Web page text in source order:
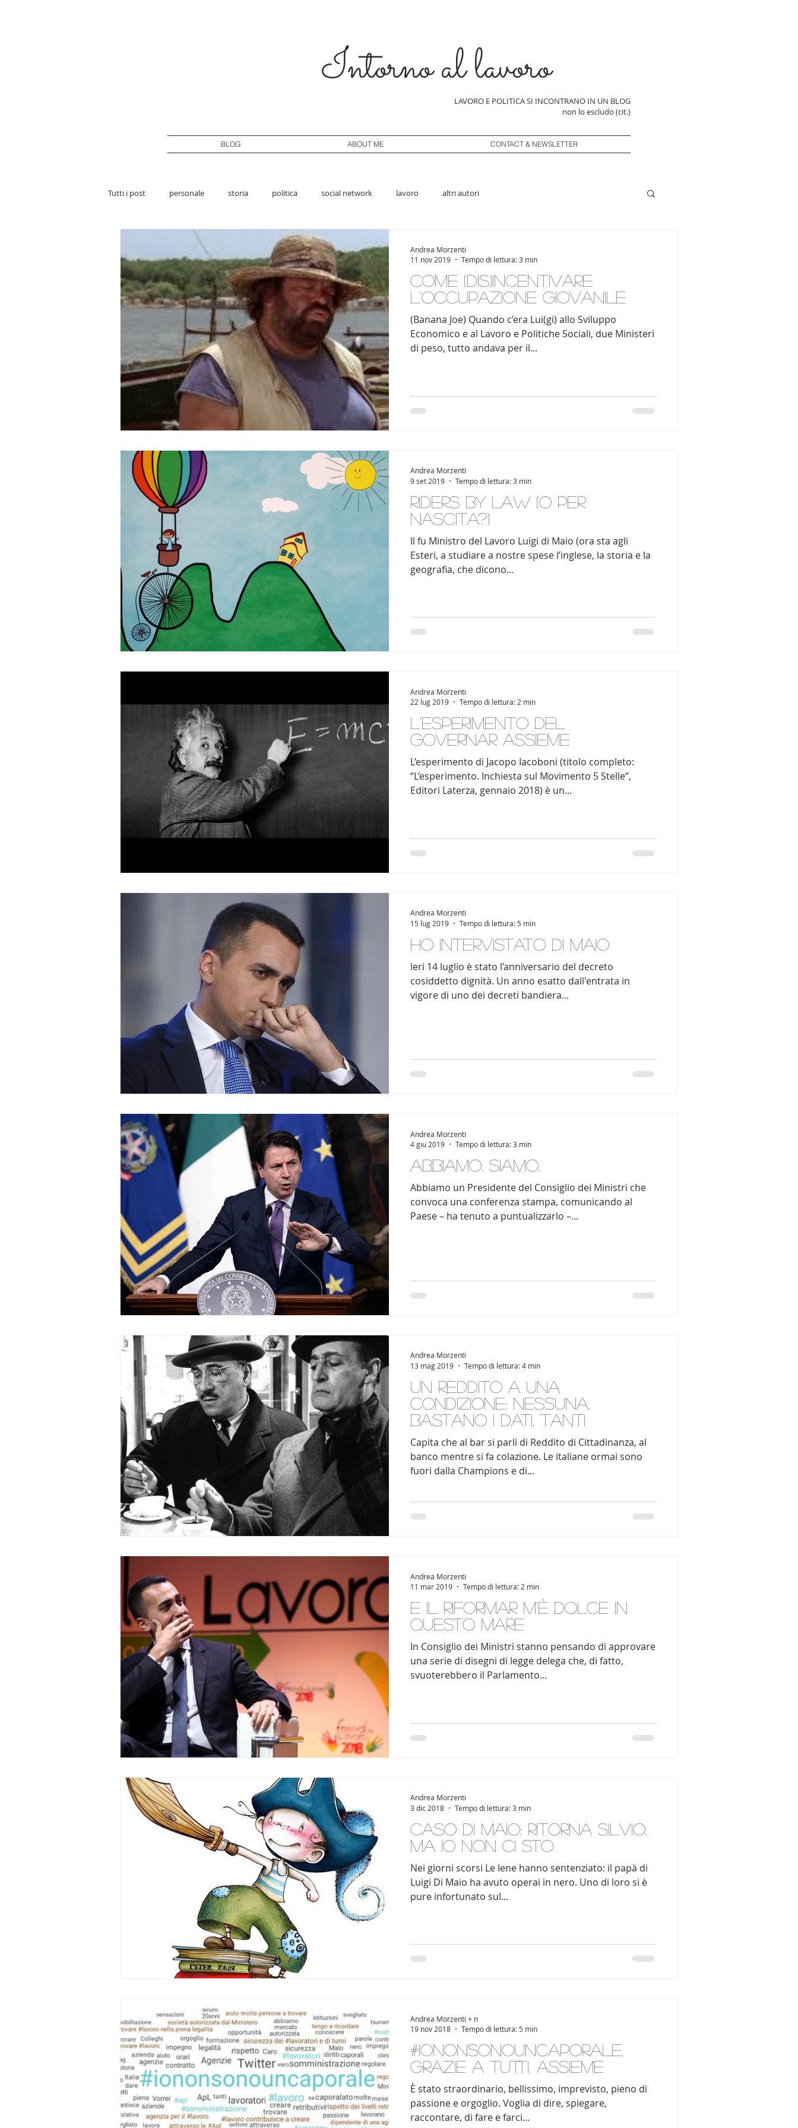
Intorno al lavoro
LAVORO E POLITICA SI INCONTRANO IN UN BLOG
non lo escludo (cit.)
BLOG ABOUT ME CONTACT & NEWSLETTER
Tutti i post personale storia politica social network lavoro altri autori
Come (dis)incentivare
l'occupazione giovanile
(Banana Joe) Quando c’era Lui(gi) allo Sviluppo
Economico e al Lavoro e Politiche Sociali, due Ministeri
di peso, tutto andava per il...
Andrea Morzenti
11 nov 2019
Tempo di lettura: 3 min
Riders by law (o per
nascita?)
Il fu Ministro del Lavoro Luigi di Maio (ora sta agli
Esteri, a studiare a nostre spese l’inglese, la storia e la
geografia, che dicono...
Andrea Morzenti
9 set 2019
Tempo di lettura: 3 min
L'esperimento del
governar assieme
L’esperimento di Jacopo Iacoboni (titolo completo:
“L’esperimento. Inchiesta sul Movimento 5 Stelle”,
Editori Laterza, gennaio 2018) è un...
Andrea Morzenti
22 lug 2019
Tempo di lettura: 2 min
Ho intervistato Di Maio
Ieri 14 luglio è stato l’anniversario del decreto
cosiddetto dignità. Un anno esatto dall'entrata in
vigore di uno dei decreti bandiera...
Andrea Morzenti
15 lug 2019
Tempo di lettura: 5 min
Abbiamo. Siamo.
Abbiamo un Presidente del Consiglio dei Ministri che
convoca una conferenza stampa, comunicando al
Paese – ha tenuto a puntualizzarlo –...
Andrea Morzenti
4 giu 2019
Tempo di lettura: 3 min
Un Reddito a una
condizione: nessuna.
Bastano i dati, tanti
Capita che al bar si parli di Reddito di Cittadinanza, al
banco mentre si fa colazione. Le italiane ormai sono
fuori dalla Champions e di...
Andrea Morzenti
13 mag 2019
Tempo di lettura: 4 min
E il riformar m'è dolce in
questo mare
In Consiglio dei Ministri stanno pensando di approvare
una serie di disegni di legge delega che, di fatto,
svuoterebbero il Parlamento...
Andrea Morzenti
11 mar 2019
Tempo di lettura: 2 min
Caso Di Maio: ritorna Silvio,
ma io non ci sto
Nei giorni scorsi Le Iene hanno sentenziato: il papà di
Luigi Di Maio ha avuto operai in nero. Uno di loro si è
pure infortunato sul...
Andrea Morzenti
3 dic 2018
Tempo di lettura: 3 min
#IoNonSonoUnCaporale,
grazie a tutti. Assieme
È stato straordinario, bellissimo, imprevisto, pieno di
passione e orgoglio. Voglia di dire, spiegare,
raccontare, di fare e farci...
Andrea Morzenti + n
19 nov 2018
Tempo di lettura: 5 min